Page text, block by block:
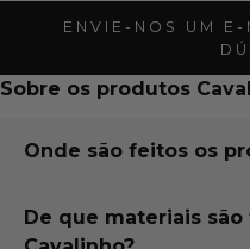
ENVIE-NOS UM
Sobre os produtos
Onde são feitos os
mão em Portugal, a
De que materiais